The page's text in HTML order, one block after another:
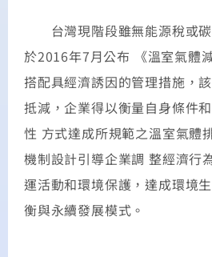
台灣現階段雖無能源稅或碳
於2016年7月公布 《溫室氣體
搭配具經濟誘因的管理措施，
抵減，企業得以衡量自身條件
性 方式達成所規範之溫室氣體
機制設計引導企業調 整經濟行
運活動和環境保護，達成環境
衡與永續發展模式。